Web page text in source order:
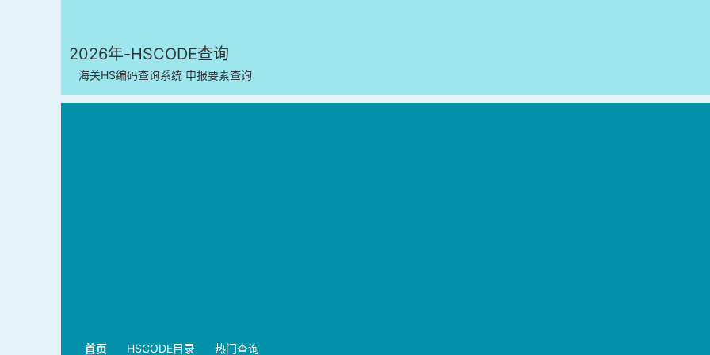
2026年-HSCODE查询
海关HS编码查询系统 申报要素查询
首页 HSCODE目录 热门查询